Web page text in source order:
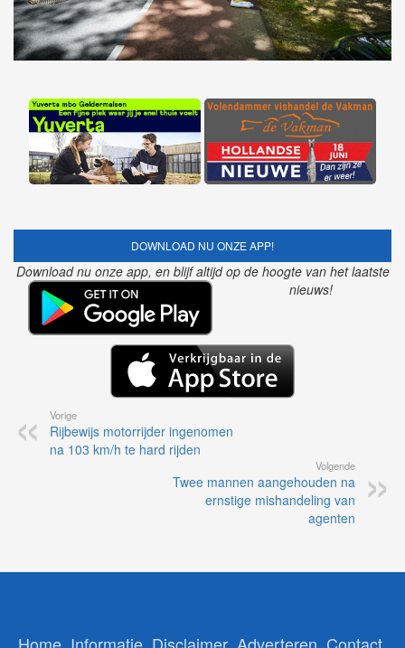
DOWNLOAD NU ONZE APP!
Download nu onze app, en blijf altijd op de hoogte van het laatste
nieuws!
Vorige
Rijbewijs motorrijder ingenomen
na 103 km/h te hard rijden
Volgende
Twee mannen aangehouden na
ernstige mishandeling van
agenten